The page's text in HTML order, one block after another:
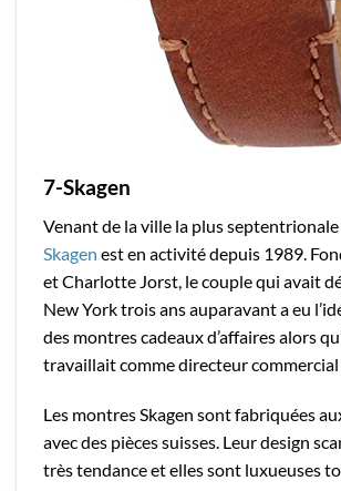
7-Skagen
Venant de la ville la plus septentrionale
Skagen est en activité depuis 1989.
et Charlotte Jorst, le couple qui avait
New York trois ans auparavant a eu
des montres cadeaux d’affaires alors
travaillait comme directeur commercial
Les montres Skagen sont fabriquées
avec des pièces suisses. Leur design
très tendance et elles sont luxueuses